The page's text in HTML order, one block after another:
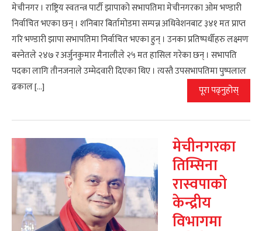
मेचीनगर । राष्ट्रिय स्वतन्त्र पार्टी झापाको सभापतिमा मेचीनगरका ओम भण्डारी
निर्वाचित भएका छन् । शनिबार बिर्तामोडमा सम्पन्न अधिवेशनबाट ३४१ मत प्राप्त
गरि भण्डारी झापा सभापतिमा निर्वाचित भएका हुन् । उनका प्रतिष्पर्धीहरु लक्ष्मण
बस्नेतले २४७ र अर्जुनकुमार मैनालीले २५ मत हासिल गरेका छन् । सभापति
पदका लागि तीनजनाले उम्मेदवारी दिएका थिए । त्यस्तै उपसभापतिमा पुष्पलाल
ढकाल […]
पूरा पढ्नुहोस्
मेचीनगरका
तिम्सिना
रास्वपाको
केन्द्रीय
विभागमा